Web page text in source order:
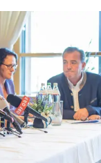
sowie
spricht im Video
und
des